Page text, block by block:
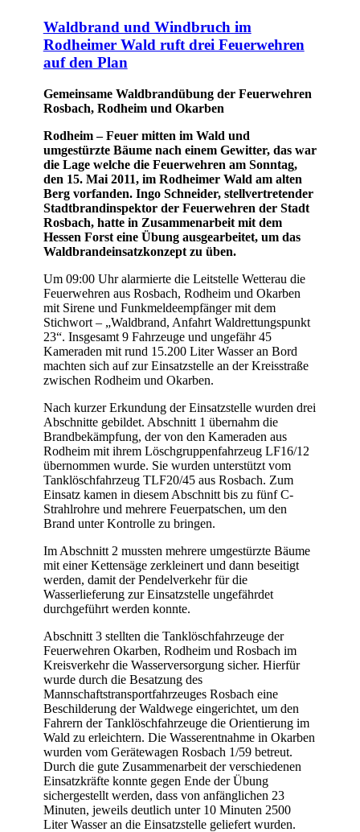
Waldbrand und Windbruch im
Rodheimer Wald ruft drei Feuerwehren
auf den Plan
Gemeinsame Waldbrandübung der Feuerwehren
Rosbach, Rodheim und Okarben
Rodheim – Feuer mitten im Wald und
umgestürzte Bäume nach einem Gewitter, das war
die Lage welche die Feuerwehren am Sonntag,
den 15. Mai 2011, im Rodheimer Wald am alten
Berg vorfanden. Ingo Schneider, stellvertretender
Stadtbrandinspektor der Feuerwehren der Stadt
Rosbach, hatte in Zusammenarbeit mit dem
Hessen Forst eine Übung ausgearbeitet, um das
Waldbrandeinsatzkonzept zu üben.
Um 09:00 Uhr alarmierte die Leitstelle Wetterau die
Feuerwehren aus Rosbach, Rodheim und Okarben
mit Sirene und Funkmeldeempfänger mit dem
Stichwort – „Waldbrand, Anfahrt Waldrettungspunkt
23“. Insgesamt 9 Fahrzeuge und ungefähr 45
Kameraden mit rund 15.200 Liter Wasser an Bord
machten sich auf zur Einsatzstelle an der Kreisstraße
zwischen Rodheim und Okarben.
Nach kurzer Erkundung der Einsatzstelle wurden drei
Abschnitte gebildet. Abschnitt 1 übernahm die
Brandbekämpfung, der von den Kameraden aus
Rodheim mit ihrem Löschgruppenfahrzeug LF16/12
übernommen wurde. Sie wurden unterstützt vom
Tanklöschfahrzeug TLF20/45 aus Rosbach. Zum
Einsatz kamen in diesem Abschnitt bis zu fünf C-
Strahlrohre und mehrere Feuerpatschen, um den
Brand unter Kontrolle zu bringen.
Im Abschnitt 2 mussten mehrere umgestürzte Bäume
mit einer Kettensäge zerkleinert und dann beseitigt
werden, damit der Pendelverkehr für die
Wasserlieferung zur Einsatzstelle ungefährdet
durchgeführt werden konnte.
Abschnitt 3 stellten die Tanklöschfahrzeuge der
Feuerwehren Okarben, Rodheim und Rosbach im
Kreisverkehr die Wasserversorgung sicher. Hierfür
wurde durch die Besatzung des
Mannschaftstransportfahrzeuges Rosbach eine
Beschilderung der Waldwege eingerichtet, um den
Fahrern der Tanklöschfahrzeuge die Orientierung im
Wald zu erleichtern. Die Wasserentnahme in Okarben
wurden vom Gerätewagen Rosbach 1/59 betreut.
Durch die gute Zusammenarbeit der verschiedenen
Einsatzkräfte konnte gegen Ende der Übung
sichergestellt werden, dass von anfänglichen 23
Minuten, jeweils deutlich unter 10 Minuten 2500
Liter Wasser an die Einsatzstelle geliefert wurden.